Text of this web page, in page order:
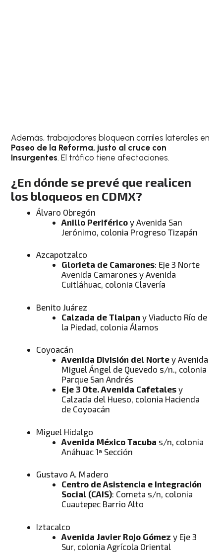
Además, trabajadores bloquean carriles laterales en
Paseo de la Reforma, justo al cruce con
Insurgentes. El tráfico tiene afectaciones.
¿En dónde se prevé que realicen
los bloqueos en CDMX?
Álvaro Obregón
Anillo Periférico y Avenida San
Jerónimo, colonia Progreso Tizapán
Azcapotzalco
Glorieta de Camarones: Eje 3 Norte
Avenida Camarones y Avenida
Cuitláhuac, colonia Clavería
Benito Juárez
Calzada de Tlalpan y Viaducto Río de
la Piedad, colonia Álamos
Coyoacán
Avenida División del Norte y Avenida
Miguel Ángel de Quevedo s/n., colonia
Parque San Andrés
Eje 3 Ote. Avenida Cafetales y
Calzada del Hueso, colonia Hacienda
de Coyoacán
Miguel Hidalgo
Avenida México Tacuba s/n, colonia
Anáhuac 1ª Sección
Gustavo A. Madero
Centro de Asistencia e Integración
Social (CAIS): Cometa s/n, colonia
Cuautepec Barrio Alto
Iztacalco
Avenida Javier Rojo Gómez y Eje 3
Sur, colonia Agrícola Oriental